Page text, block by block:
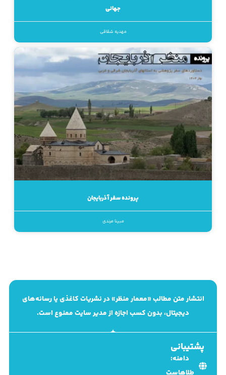
جهانی
مهدیه شقاقی
پرونده سفر آذربایجان
مبینا مرندی
انتشار متن مطالب «معمار منظر» در نشریات کاغذی یا رسانه‌های
دیجیتال، بدون کسب اجازه از مدیر سایت ممنوع است.
پشتیبانی
دامنه: